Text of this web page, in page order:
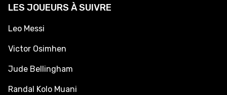
LES JOUEURS À SUIVRE
Leo Messi
Victor Osimhen
Jude Bellingham
Randal Kolo Muani